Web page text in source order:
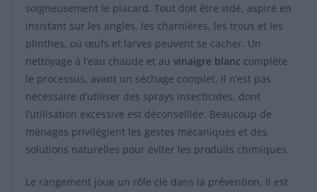
soigneusement le placard. Tout doit être vidé, aspiré en
insistant sur les angles, les charnières, les trous et les
plinthes, où œufs et larves peuvent se cacher. Un
nettoyage à l’eau chaude et au vinaigre blanc complète
le processus, avant un séchage complet. Il n’est pas
nécessaire d’utiliser des sprays insecticides, dont
l’utilisation excessive est déconseillée. Beaucoup de
ménages privilégient les gestes mécaniques et des
solutions naturelles pour éviter les produits chimiques.
Le rangement joue un rôle clé dans la prévention. Il est